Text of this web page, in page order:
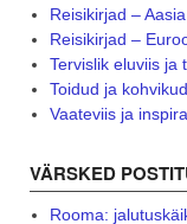
Reisikirjad –
Reisikirjad –
Tervislik eluviis ja
Toidud ja kohvikud
Vaateviis ja
VÄRSKED
Rooma: